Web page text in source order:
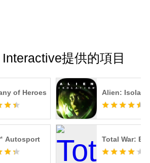
提供的項目
of Heroes Alien:
Autosport Total War: